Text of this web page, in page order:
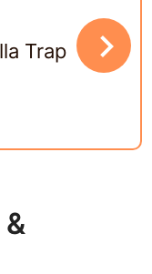
Trap
navigate_next